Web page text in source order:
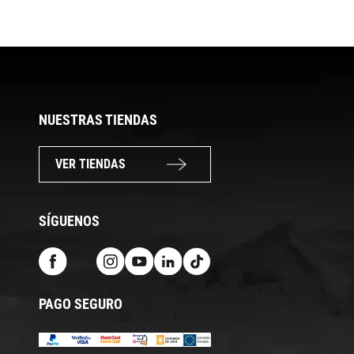
NUESTRAS TIENDAS
VER TIENDAS
SÍGUENOS
PAGO SEGURO